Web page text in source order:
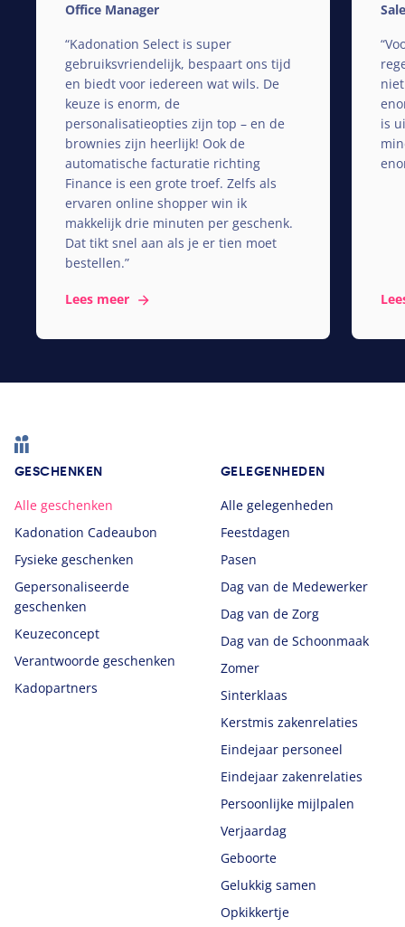
Office Manager
“Kadonation Select is super
gebruiksvriendelijk, bespaart ons tijd
en biedt voor iedereen wat wils. De
keuze is enorm, de
personalisatieopties zijn top – en de
brownies zijn heerlijk! Ook de
automatische facturatie richting
Finance is een grote troef. Zelfs als
ervaren online shopper win ik
makkelijk drie minuten per geschenk.
Dat tikt snel aan als je er tien moet
bestellen.”
Lees meer
“
is
Footer
GESCHENKEN
Alle geschenken
Kadonation Cadeaubon
Fysieke geschenken
Gepersonaliseerde
geschenken
Keuzeconcept
Verantwoorde geschenken
Kadopartners
GELEGENHEDEN
Alle gelegenheden
Feestdagen
Pasen
Dag van de Medewerker
Dag van de Zorg
Dag van de Schoonmaak
Zomer
Sinterklaas
Kerstmis zakenrelaties
Eindejaar personeel
Eindejaar zakenrelaties
Persoonlijke mijlpalen
Verjaardag
Geboorte
Gelukkig samen
Opkikkertje